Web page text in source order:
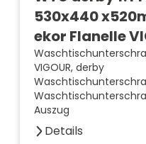
530x440
ekor Flanelle
VIGOUR, derby
Auszug
Details